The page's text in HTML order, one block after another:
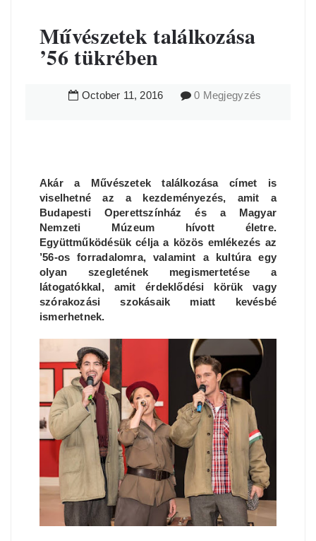
Művészetek találkozása
’56 tükrében
October 11, 2016 0 Megjegyzés
Akár a Művészetek találkozása címet is
viselhetné az a kezdeményezés, amit a
Budapesti Operettszínház és a Magyar
Nemzeti Múzeum hívott életre.
Együttműködésük célja a közös emlékezés az
’56-os forradalomra, valamint a kultúra egy
olyan szegletének megismertetése a
látogatókkal, amit érdeklődési körük vagy
szórakozási szokásaik miatt kevésbé
ismerhetnek.